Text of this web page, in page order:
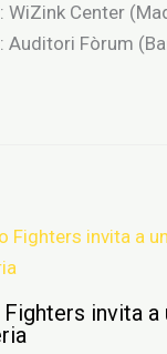
WiZink Center
Auditori Fòrum
invita a